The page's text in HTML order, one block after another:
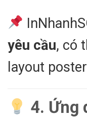
yêu cầu, có
layout
4. Ứng